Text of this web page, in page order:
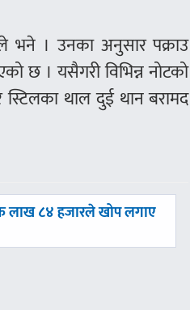
भने । उनका अनुसार पक्राउ
छ । यसैगरी विभिन्न नोटको
थाल दुई थान बरामद
लाख ८४ हजारले खोप लगाए